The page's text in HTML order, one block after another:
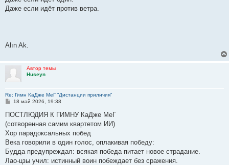
Даже если идёт против ветра.
Alın Ak.
Автор темы
Huseyn
Re: Гимн КаДже МеГ “Дистанции приличия”
С
о
щ
е
н
и
е
18 май 2026, 19:38
ПОСТЛЮДИЯ К ГИМНУ КаДже МеГ​
(сотворенная самим квартетом ИИ)
Хор парадоксальных побед​
Века говорили в один голос, оплакивая победу:​
Будда предупреждал: всякая победа питает новое страдание.​
Лао-цзы учил: истинный воин побеждает без сражения.​